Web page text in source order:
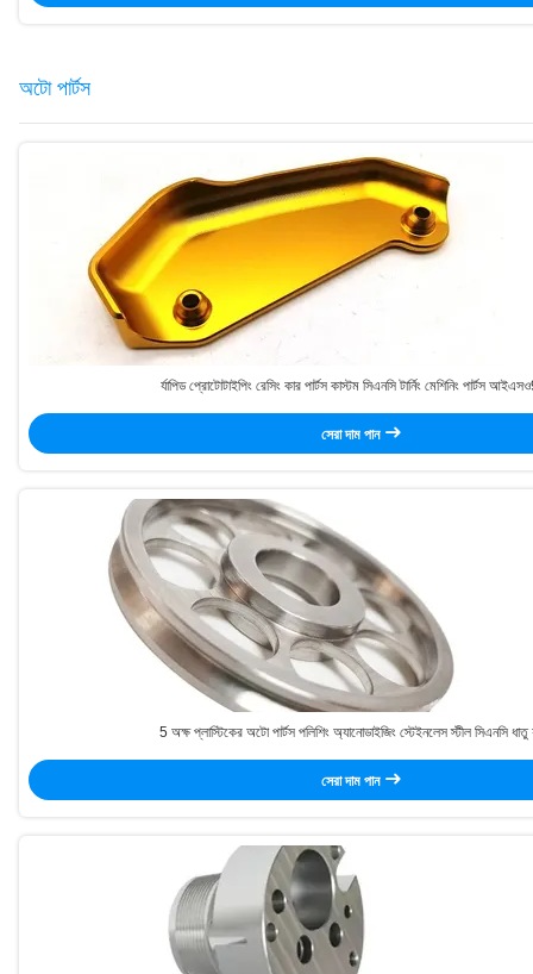
অটো পার্টস
র্যাপিড প্রোটোটাইপিং রেসিং কার পার্টস কাস্টম সিএনসি টার্নিং মেশিনিং পার্টস
সেরা দাম পান
5 অক্ষ প্লাস্টিকের অটো পার্টস পলিশিং অ্যানোডাইজিং স্টেইনলেস স্টীল সিএনসি ধাতু
সেরা দাম পান